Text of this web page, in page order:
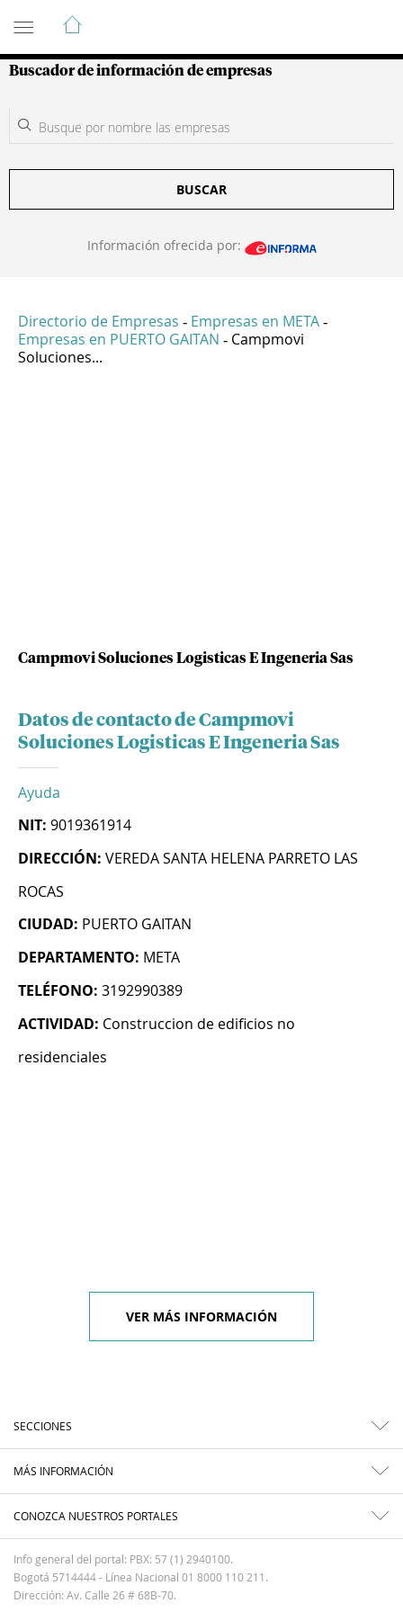
Guía de Empresas Colombianas
Buscador de información de empresas
BUSCAR
Información ofrecida por:
Directorio de Empresas - Empresas en META -
Empresas en PUERTO GAITAN - Campmovi
Soluciones...
Campmovi Soluciones Logisticas E Ingeneria Sas
Datos de contacto de Campmovi
Soluciones Logisticas E Ingeneria Sas
Ayuda
NIT: 9019361914
DIRECCIÓN: VEREDA SANTA HELENA PARRETO LAS
ROCAS
CIUDAD: PUERTO GAITAN
DEPARTAMENTO: META
TELÉFONO: 3192990389
ACTIVIDAD: Construccion de edificios no
residenciales
VER MÁS INFORMACIÓN
SECCIONES
MÁS INFORMACIÓN
CONOZCA NUESTROS PORTALES
Info general del portal: PBX: 57 (1) 2940100.
Bogotá 5714444 - Línea Nacional 01 8000 110 211.
Dirección: Av. Calle 26 # 68B-70.